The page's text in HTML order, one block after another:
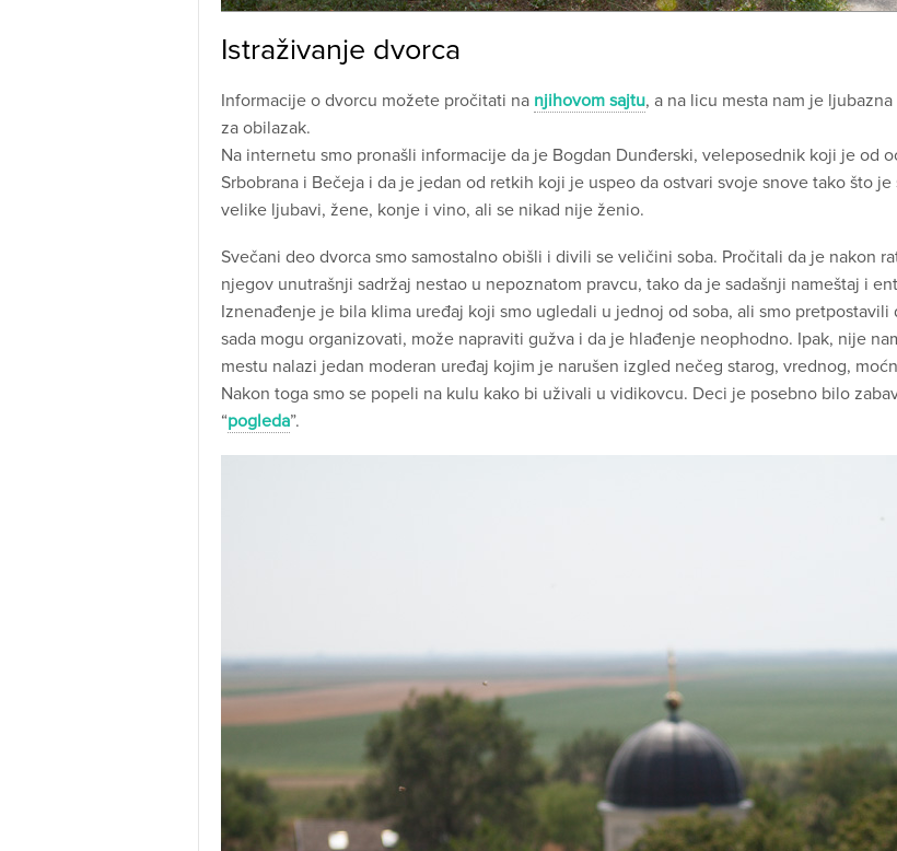
Istraživanje dvorca
Informacije o dvorcu možete pročitati na njihovom sajtu, a na licu mesta nam je
za obilazak.
Na internetu smo pronašli informacije da je Bogdan Dunđerski, veleposednik koji je od
Srbobrana i Bečeja i da je jedan od retkih koji je uspeo da ostvari svoje snove tako što
velike ljubavi, žene, konje i vino, ali se nikad nije ženio.
Svečani deo dvorca smo samostalno obišli i divili se veličini soba. Pročitali da je nakon
njegov unutrašnji sadržaj nestao u nepoznatom pravcu, tako da je sadašnji nameštaj i
Iznenađenje je bila klima uređaj koji smo ugledali u jednoj od soba, ali smo
sada mogu organizovati, može napraviti gužva i da je hlađenje neophodno. Ipak, nije
mestu nalazi jedan moderan uređaj kojim je narušen izgled nečeg starog, vrednog,
Nakon toga smo se popeli na kulu kako bi uživali u vidikovcu. Deci je posebno bilo
“pogleda”.